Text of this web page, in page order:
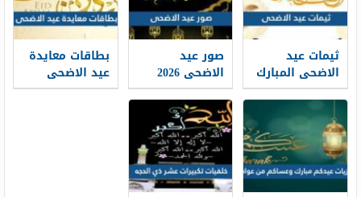
ثيمات عيد
الاضحى المبارك
1448 / 2026
صور عيد
الاضحى 2026
خلفيات تهنئة
عيد الاضحى
جديدة 1448
بطاقات معايدة
عيد الاضحى
المبارك 2026 ،